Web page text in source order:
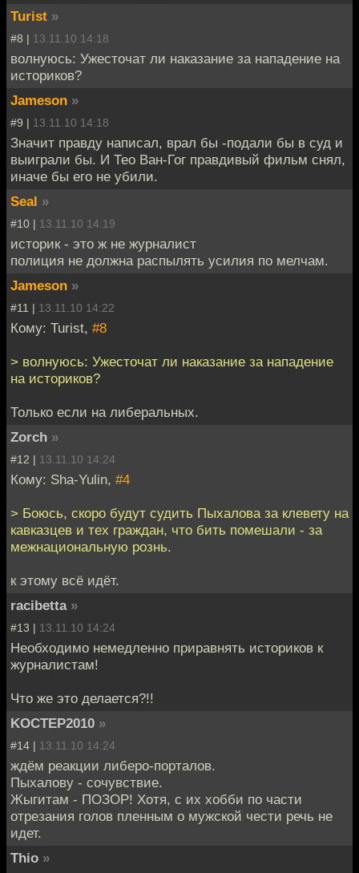
Turist »
#8 | 13.11.10 14:18
волнуюсь: Ужесточат ли наказание за нападение на
историков?
Jameson »
#9 | 13.11.10 14:18
Значит правду написал, врал бы -подали бы в суд и
выиграли бы. И Тео Ван-Гог правдивый фильм снял,
иначе бы его не убили.
Seal »
#10 | 13.11.10 14:19
историк - это ж не журналист
полиция не должна распылять усилия по мелчам.
Jameson »
#11 | 13.11.10 14:22
Кому: Turist, #8
> волнуюсь: Ужесточат ли наказание за нападение
на историков?
Только если на либеральных.
Zorch »
#12 | 13.11.10 14:24
Кому: Sha-Yulin, #4
> Боюсь, скоро будут судить Пыхалова за клевету на
кавказцев и тех граждан, что бить помешали - за
межнациональную рознь.
к этому всё идёт.
racibetta »
#13 | 13.11.10 14:24
Необходимо немедленно приравнять историков к
журналистам!
Что же это делается?!!
KOCTEP2010 »
#14 | 13.11.10 14:24
ждём реакции либеро-порталов.
Пыхалову - сочувствие.
Жыгитам - ПОЗОР! Хотя, с их хобби по части
отрезания голов пленным о мужской чести речь не
идет.
Thio »